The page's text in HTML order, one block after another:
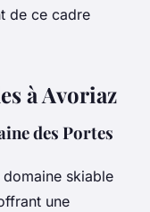
de ce cadre
à Avoriaz
des Portes
skiable
une